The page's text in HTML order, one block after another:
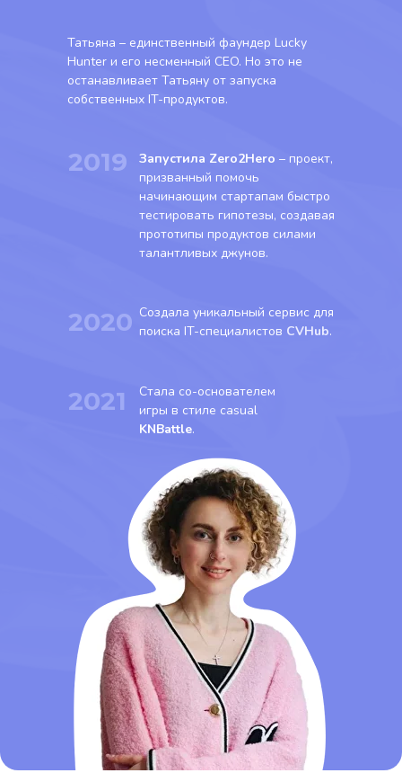
2019
2020
Запустила Zero2Hero – проект,
призванный помочь
начинающим стартапам быстро
тестировать гипотезы, создавая
прототипы продуктов силами
талантливых джунов.
Татьяна – единственный фаундер Lucky
Hunter и его несменный CEO. Но это не
останавливает Татьяну от запуска
собственных IT-продуктов.
Создала уникальный сервис для
поиска IT-специалистов CVHub.
Cтала со-основателем
игры в стиле casual
KNBattle.
2021